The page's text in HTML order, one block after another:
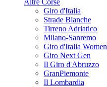
Giro d'Italia
Strade Bianche
Tirreno Adriatico
Milano-Sanremo
Giro d'Italia Women
Giro Next Gen
Il Giro d'Abruzzo
GranPiemonte
Il Lombardia